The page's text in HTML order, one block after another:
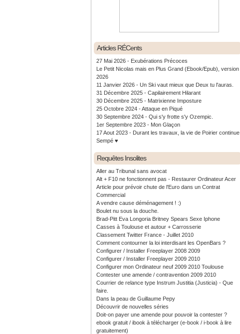
Articles RÉCents
27 Mai 2026 - Exubérations Précoces
Le Petit Nicolas mais en Plus Grand (Ebook/Epub), version
2026
11 Janvier 2026 - Un Ski vaut mieux que Deux tu l'auras.
31 Décembre 2025 - Capilairement Hilarant
30 Décembre 2025 - Matrixienne Imposture
25 Octobre 2024 - Attaque en Piqué
30 Septembre 2024 - Qui s'y frotte s'y Ozempic.
1er Septembre 2023 - Mon Glaçon
17 Aout 2023 - Durant les travaux, la vie de Poirier continue
Sempé ♥️
Requêtes Insolites
Aller au Tribunal sans avocat
Alt + F10 ne fonctionnent pas - Restaurer Ordinateur Acer
Article pour prévoir chute de l'Euro dans un Contrat
Commercial
A vendre cause déménagement ! :)
Boulet nu sous la douche.
Brad-Pitt Eva Longoria Britney Spears Sexe Iphone
Casses à Toulouse et autour + Carrosserie
Classement Twitter France - Juillet 2010
Comment contourner la loi interdisant les OpenBars ?
Configurer / Installer Freeplayer 2008 2009
Configurer / Installer Freeplayer 2009 2010
Configurer mon Ordinateur neuf 2009 2010 Toulouse
Contester une amende / contravention 2009 2010
Courrier de relance type Instrum Justitia (Justicia) - Que
faire.
Dans la peau de Guillaume Pepy
Découvrir de nouvelles séries
Doit-on payer une amende pour pouvoir la contester ?
ebook gratuit / ibook à télécharger (e-book / i-book à lire
gratuitement)